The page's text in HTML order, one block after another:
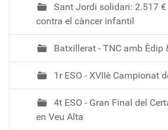
Sant Jordi solidari: 2.517
contra el càncer infantil
Batxillerat - TNC amb Èdip
1r ESO - XVIIè Campionat
4t ESO - Gran Final del
en Veu Alta